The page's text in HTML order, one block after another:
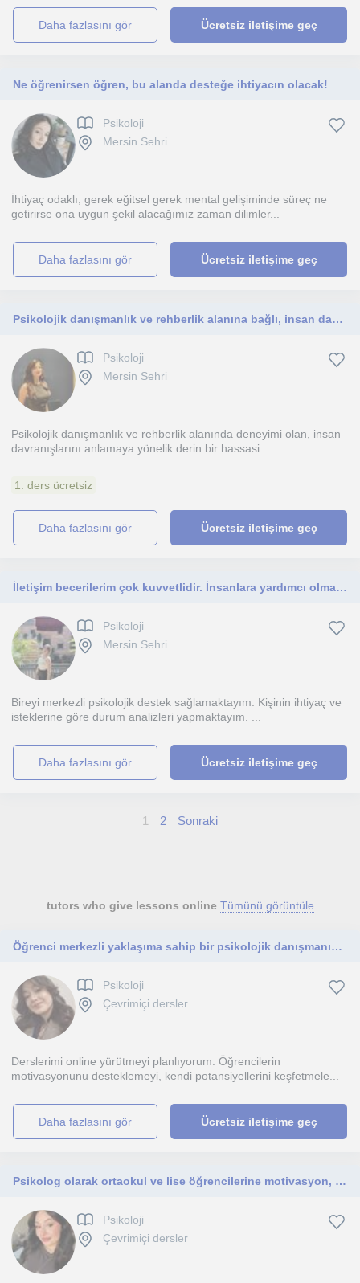
daha fazlasını gör Ücretsiz iletişime geç
Ne öğrenirsen öğren, bu alanda desteğe ihtiyacın olacak!
Psikoloji
Mersin Sehri
İhtiyaç odaklı, gerek eğitsel gerek mental gelişiminde süreç ne
getirirse ona uygun şekil alacağımız zaman dilimler...
daha fazlasını gör Ücretsiz iletişime geç
Psikolojik danışmanlık ve rehberlik alanına bağlı, insan davranışlarına hassas ve kariyer seçimlerinde yardımcı bir rehber
Psikoloji
Mersin Sehri
Psikolojik danışmanlık ve rehberlik alanında deneyimi olan, insan
davranışlarını anlamaya yönelik derin bir hassasi...
1. ders ücretsiz
daha fazlasını gör Ücretsiz iletişime geç
İletişim becerilerim çok kuvvetlidir. İnsanlara yardımcı olmayı severim.
Psikoloji
Mersin Sehri
Bireyi merkezli psikolojik destek sağlamaktayım. Kişinin ihtiyaç ve
isteklerine göre durum analizleri yapmaktayım. ...
daha fazlasını gör Ücretsiz iletişime geç
1 2 Sonraki
tutors who give lessons online Tümünü görüntüle
Öğrenci merkezli yaklaşıma sahip bir psikolojik danışmanım. LGS ve YKS dönemi öğrencilerine hitap ediyorum.
Psikoloji
Çevrimiçi dersler
Derslerimi online yürütmeyi planlıyorum. Öğrencilerin
motivasyonunu desteklemeyi, kendi potansiyellerini keşfetmele...
daha fazlasını gör Ücretsiz iletişime geç
Psikolog olarak ortaokul ve lise öğrencilerine motivasyon, verimli ders çalışma ve sınav kaygısı konularında bireysel destek sağlı
Psikoloji
Çevrimiçi dersler